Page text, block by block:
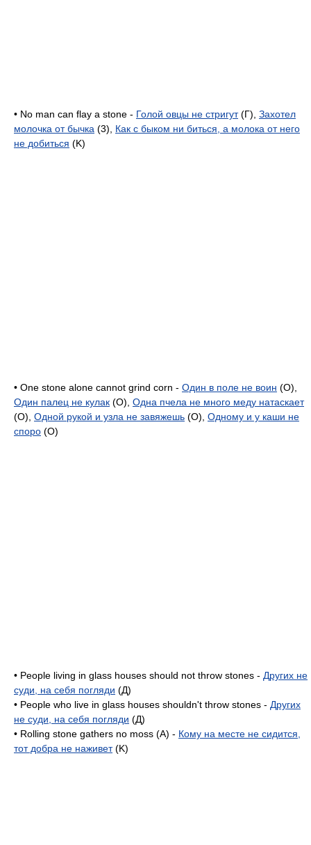
• No man can flay a stone - Голой овцы не стригут(Г), Захотел
молочка от бычка (3), Как с быком ни биться, а молока от него
не добиться (K)
• One stone alone cannot grind corn - Один в поле не воин (O),
Один палец не кулак (O), Одна пчела не много меду натаскает
(O), Одной рукой и узла не завяжешь (O), Одному и у каши не
споро (O)
• People living in glass houses should not throw stones - Других не
суди, на себя погляди (Д)
• People who live in glass houses shouldn't throw stones - Других
не суди, на себя погляди (Д)
• Rolling stone gathers no moss (A) - Кому на месте не сидится,
тот добра не наживет(K)